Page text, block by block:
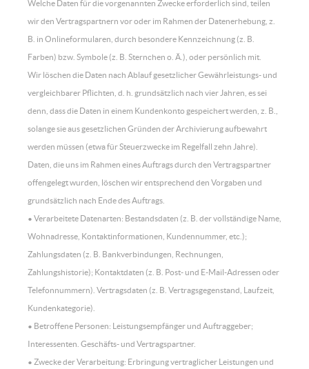
Welche Daten für die vorgenannten Zwecke erforderlich sind, teilen
wir den Vertragspartnern vor oder im Rahmen der Datenerhebung, z.
B. in Onlineformularen, durch besondere Kennzeichnung (z. B.
Farben) bzw. Symbole (z. B. Sternchen o. Ä.), oder persönlich mit.
Wir löschen die Daten nach Ablauf gesetzlicher Gewährleistungs- und
vergleichbarer Pflichten, d. h. grundsätzlich nach vier Jahren, es sei
denn, dass die Daten in einem Kundenkonto gespeichert werden, z. B.,
solange sie aus gesetzlichen Gründen der Archivierung aufbewahrt
werden müssen (etwa für Steuerzwecke im Regelfall zehn Jahre).
Daten, die uns im Rahmen eines Auftrags durch den Vertragspartner
offengelegt wurden, löschen wir entsprechend den Vorgaben und
grundsätzlich nach Ende des Auftrags.
• Verarbeitete Datenarten: Bestandsdaten (z. B. der vollständige Name,
Wohnadresse, Kontaktinformationen, Kundennummer, etc.);
Zahlungsdaten (z. B. Bankverbindungen, Rechnungen,
Zahlungshistorie); Kontaktdaten (z. B. Post- und E-Mail-Adressen oder
Telefonnummern). Vertragsdaten (z. B. Vertragsgegenstand, Laufzeit,
Kundenkategorie).
• Betroffene Personen: Leistungsempfänger und Auftraggeber;
Interessenten. Geschäfts- und Vertragspartner.
• Zwecke der Verarbeitung: Erbringung vertraglicher Leistungen und